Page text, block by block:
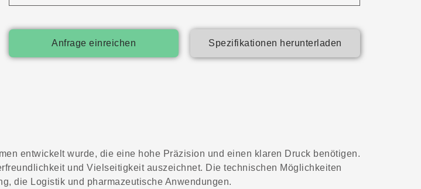
Anfrage einreichen Spezifikationen herunterladen
entwickelt wurde, die eine hohe Präzision und einen klaren Druck benötigen.
und Vielseitigkeit auszeichnet. Die technischen Möglichkeiten
die Logistik und pharmazeutische Anwendungen.